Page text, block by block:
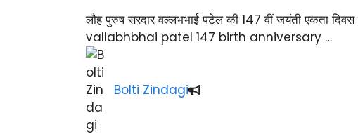
लौह पुरुष सरदार वल्लभभाई पटेल की 147 वीं जयंती एकता
vallabhbhai patel 147 birth anniversary …
Bolti Zindagi